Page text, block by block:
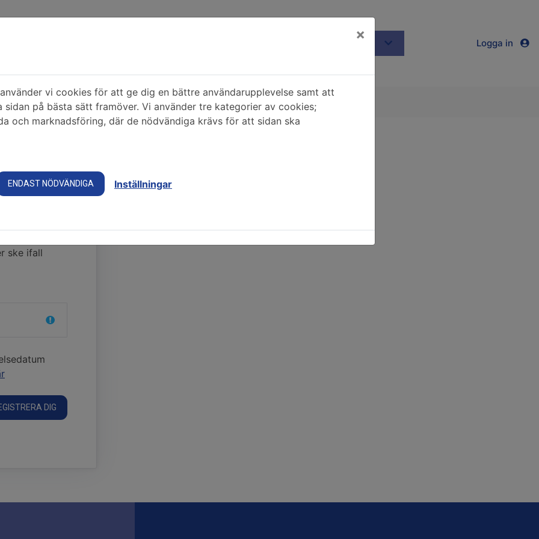
Logga in
Sökande
och
ske ifall
DIG
×
vi cookies för att ge dig en bättre användarupplevelse samt att
sidan på bästa sätt framöver. Vi använder tre kategorier av cookies;
och marknadsföring, där de nödvändiga krävs för att sidan ska
ENDAST NÖDVÄNDIGA Inställningar